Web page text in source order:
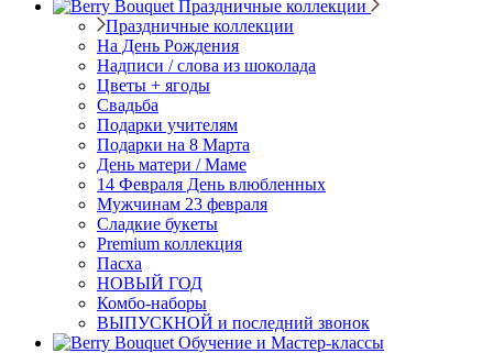
Праздничные коллекции
Праздничные коллекции
На День Рождения
Надписи / слова из шоколада
Цветы + ягоды
Свадьба
Подарки учителям
Подарки на 8 Марта
День матери / Маме
14 Февраля День влюбленных
Мужчинам 23 февраля
Сладкие букеты
Premium коллекция
Пасха
НОВЫЙ ГОД
Комбо-наборы
ВЫПУСКНОЙ и последний звонок
Обучение и Мастер-классы